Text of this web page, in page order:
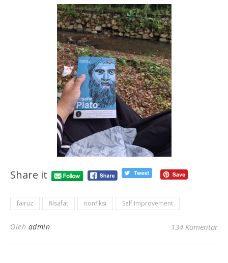
Share it
fairuz filsafat nonfiksi Self Improvement
Oleh admin 134 Komentar